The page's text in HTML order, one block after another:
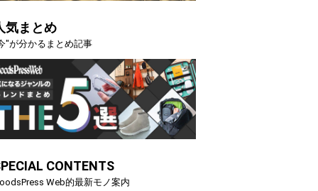
気まとめ
"が分かるまとめ記事
CONTENTS
Web的最新モノ案内